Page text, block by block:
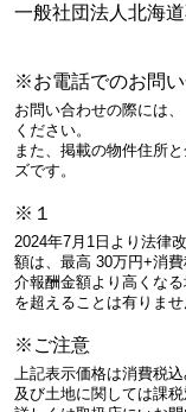
一般社団法人北海
※お電話でのお問
お問い合わせの際には
ください。
また、掲載の物件住所
ズです。
※１
2024年7月1日より法律
額は、最高 30万円+消
介報酬金額より高くな
を超えることは有りま
※ご注意
上記表示価格は消費税
及び土地に関しては課税